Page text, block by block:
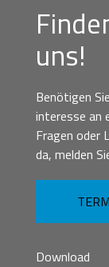
uns!
Benötigen
interesse an
Fragen oder
da, melden
Download